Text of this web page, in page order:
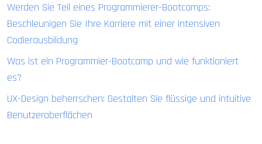
Werden Sie Teil eines Programmierer-Bootcamps:
Beschleunigen Sie Ihre Karriere mit einer intensiven
Codierausbildung
Was ist ein Programmier-Bootcamp und wie funktioniert
es?
UX-Design beherrschen: Gestalten Sie flüssige und intuitive
Benutzeroberflächen